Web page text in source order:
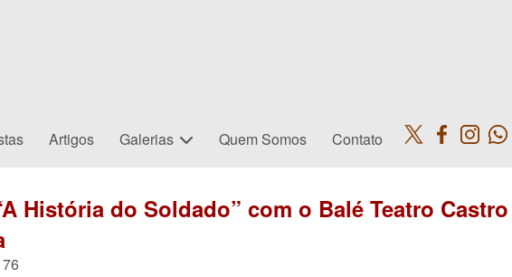
Artigos Galerias Quem Somos Contato
História do Soldado” com o Balé Teatro
76